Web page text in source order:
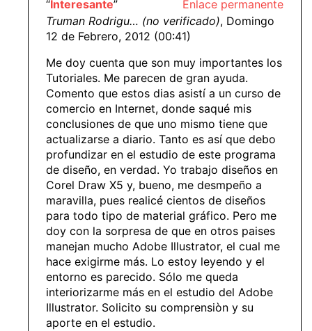
Enlace permanente
“Interesante”
Truman Rodrigu… (no verificado), Domingo
12 de Febrero, 2012 (00:41)
Me doy cuenta que son muy importantes los
Tutoriales. Me parecen de gran ayuda.
Comento que estos dias asistí a un curso de
comercio en Internet, donde saqué mis
conclusiones de que uno mismo tiene que
actualizarse a diario. Tanto es así que debo
profundizar en el estudio de este programa
de diseño, en verdad. Yo trabajo diseños en
Corel Draw X5 y, bueno, me desmpeño a
maravilla, pues realicé cientos de diseños
para todo tipo de material gráfico. Pero me
doy con la sorpresa de que en otros paises
manejan mucho Adobe Illustrator, el cual me
hace exigirme más. Lo estoy leyendo y el
entorno es parecido. Sólo me queda
interiorizarme más en el estudio del Adobe
Illustrator. Solicito su comprensiòn y su
aporte en el estudio.